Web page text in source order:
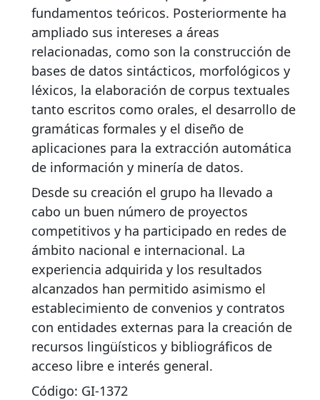
fundamentos teóricos. Posteriormente ha
ampliado sus intereses a áreas
relacionadas, como son la construcción de
bases de datos sintácticos, morfológicos y
léxicos, la elaboración de corpus textuales
tanto escritos como orales, el desarrollo de
gramáticas formales y el diseño de
aplicaciones para la extracción automática
de información y minería de datos.
Desde su creación el grupo ha llevado a
cabo un buen número de proyectos
competitivos y ha participado en redes de
ámbito nacional e internacional. La
experiencia adquirida y los resultados
alcanzados han permitido asimismo el
establecimiento de convenios y contratos
con entidades externas para la creación de
recursos lingüísticos y bibliográficos de
acceso libre e interés general.
Código: GI-1372